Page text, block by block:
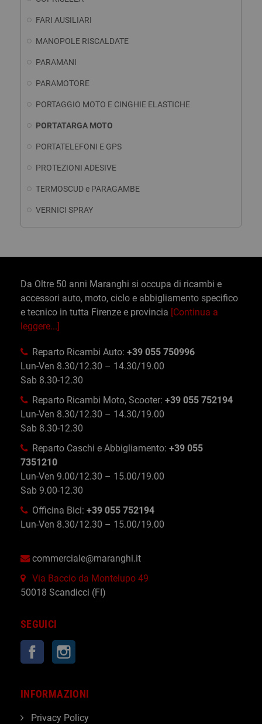
FARI AUSILIARI
MANOPOLE RISCALDATE
PARAMANI
PARAMOTORE
PORTAGGIO MOTO E CINGHIE ELASTICHE
PORTATARGA MOTO
PORTATELEFONI E GPS
PROTEZIONI ADESIVE
TERMOSCUD e PARAGAMBE
VERNICI SPRAY
Da Oltre 50 anni Maranghi si occupa di ricambi e
accessori auto, moto, ciclo e abbigliamento specifico
e tecnico in tutta Firenze e provincia [Continua a
leggere...]
Reparto Ricambi Auto: +39 055 750996
Lun-Ven 8.30/12.30 – 14.30/19.00
Sab 8.30-12.30
Reparto Ricambi Moto, Scooter: +39 055 752194
Lun-Ven 8.30/12.30 – 14.30/19.00
Sab 8.30-12.30
Reparto Caschi e Abbigliamento: +39 055
7351210
Lun-Ven 9.00/12.30 – 15.00/19.00
Sab 9.00-12.30
Officina Bici: +39 055 752194
Lun-Ven 8.30/12.30 – 15.00/19.00
commerciale@maranghi.it
Via Baccio da Montelupo 49
50018 Scandicci (FI)
SEGUICI
Facebook
INFORMAZIONI
Privacy Policy